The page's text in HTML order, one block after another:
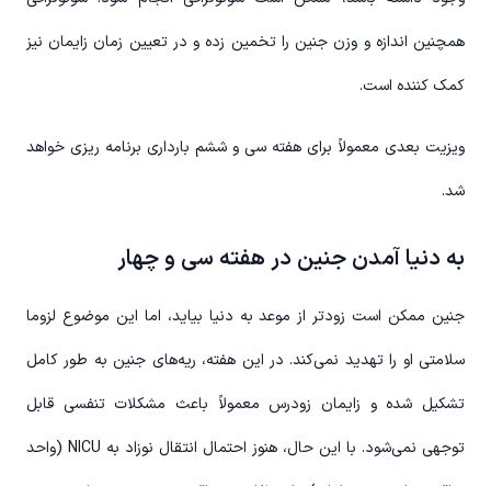
همچنین اندازه و وزن جنین را تخمین زده و در تعیین زمان زایمان نیز
کمک کننده است.
ویزیت بعدی معمولاً برای هفته سی و ششم بارداری برنامه ریزی خواهد
شد.
به دنیا آمدن جنین در هفته سی و چهار
جنین ممکن است زودتر از موعد به دنیا بیاید، اما این موضوع لزوما
سلامتی او را تهدید نمی‌کند. در این هفته، ریه‌های جنین به طور کامل
تشکیل شده و زایمان زودرس معمولاً باعث مشکلات تنفسی قابل
توجهی نمی‌شود. با این حال، هنوز احتمال انتقال نوزاد به NICU (واحد